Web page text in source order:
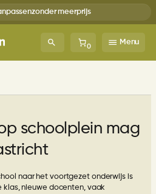
zonder meerprijs
0
Menu
schoolplein mag
naar het voortgezet onderwijs is
klas, nieuwe docenten, vaak